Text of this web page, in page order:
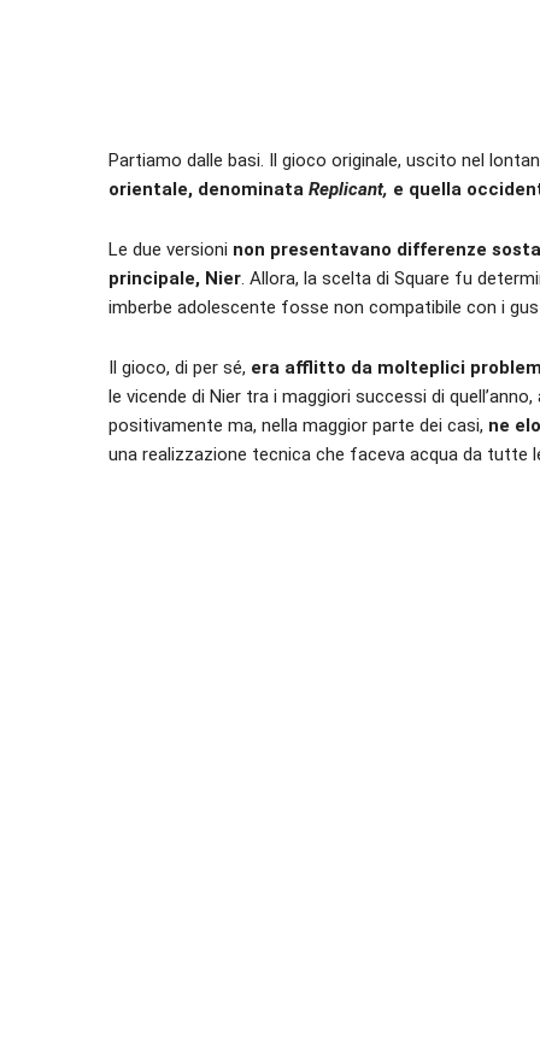
Partiamo dalle basi. Il gioco originale, uscito nel
orientale, denominata Replicant, e quella
Le due versioni non presentavano differenze
principale, Nier . Allora, la scelta di Square fu
imberbe adolescente fosse non compatibile con i
Il gioco, di per sé, era afflitto da molteplici
le vicende di Nier tra i maggiori successi di
positivamente ma, nella maggior parte dei casi, ne
una realizzazione tecnica che faceva acqua da tutte